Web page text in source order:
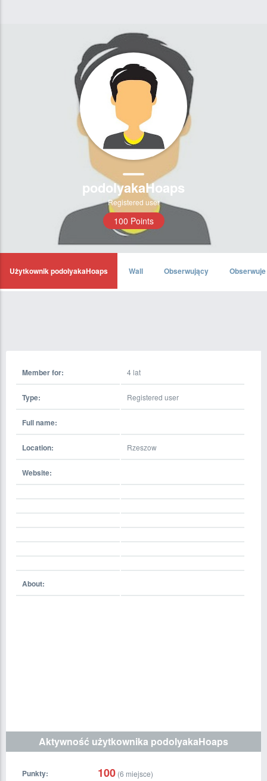
podolyakaHoaps
Registered user
100 Points
Użytkownik podolyakaHoaps Wall Obserwujący Obserwuje
Member for: 4 lat
Type: Registered user
Full name:
Location: Rzeszow
Website:
About:
Aktywność użytkownika podolyakaHoaps
Punkty: 100 (6 miejsce)